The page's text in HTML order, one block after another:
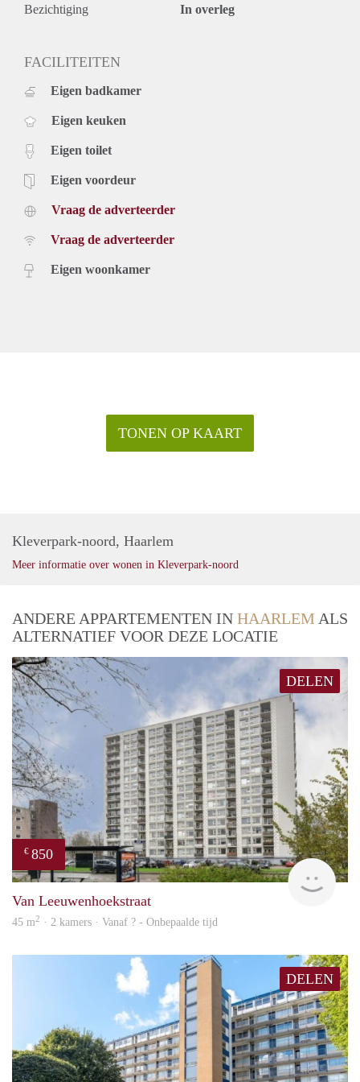
Woonoppervlakte 138m2;
Eigen parkeerplaats (inbegrepen in de huurprijs);
kookplaat, combi-oven) en badkamer (uit 2022), alle muren
Verder wordt de woning kaal opgeleverd;
GEEN GAS IN HET GEHELE COMPLEX;
Vloerverwarming en -koelsysteem;
Minimaal huurperiode is 12 maanden, huurovereenkomst
Borg maximaal 2 maanden;
Huisdieren zijn toegestaan;
Niet geschikte voor studenten of kandidaten zonder
inkomsten of vermogen (ook niet met een borgsteller).
Bezichtiging In overleg
FACILITEITEN
Eigen badkamer
Eigen keuken
Eigen toilet
Eigen voordeur
Vraag de adverteerder
Vraag de adverteerder
Eigen woonkamer
TONEN OP KAART
Kleverpark-noord, Haarlem
Meer informatie over wonen in Kleverpark-noord
ANDERE APPARTEMENTEN IN HAARLEM ALS
ALTERNATIEF VOOR DEZE LOCATIE
DELEN
€ 850
rent
Van Leeuwenhoekstraat
45 m2 · 2 kamers · Vanaf ? - Onbepaalde tijd
DELEN